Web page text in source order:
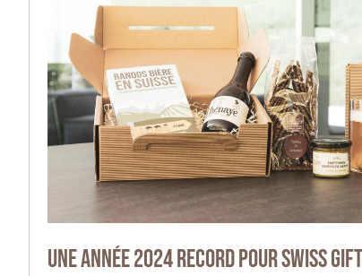
Une année 2024 record pour SWISS GIFT